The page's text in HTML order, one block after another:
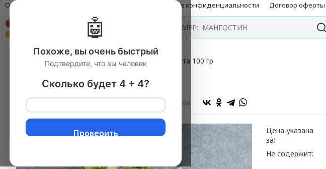
О компании Политика конфиденциальности Договор оферты
Каталог
→ Овощи свежие▼ → Зелень Мята 100 гр
Мята 100 гр
В избранное
Цена указана
за:
Не содержит:
🤖
Похоже, вы очень быстрый
Подтвердите, что вы человек
Сколько будет 4 + 4?
Проверить